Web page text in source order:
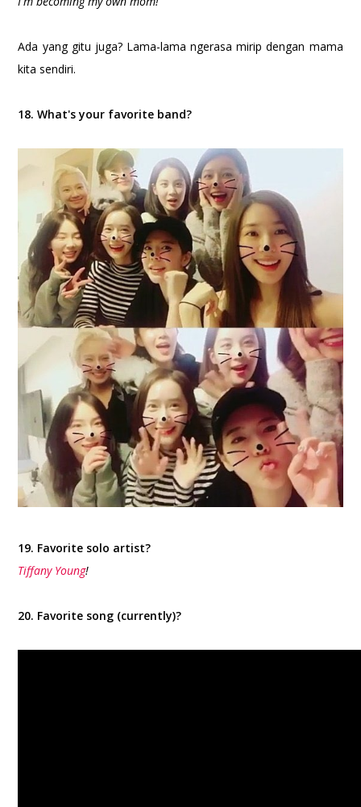
Ada yang gitu juga? Lama-lama ngerasa mirip dengan mama
kita sendiri.
18. What's your favorite band?
19. Favorite solo artist?
Tiffany Young!
20. Favorite song (currently)?